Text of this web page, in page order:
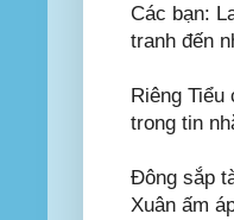
Các bạn:
tranh đến
Riêng
trong tin
Đông sắp
Xuân ấm